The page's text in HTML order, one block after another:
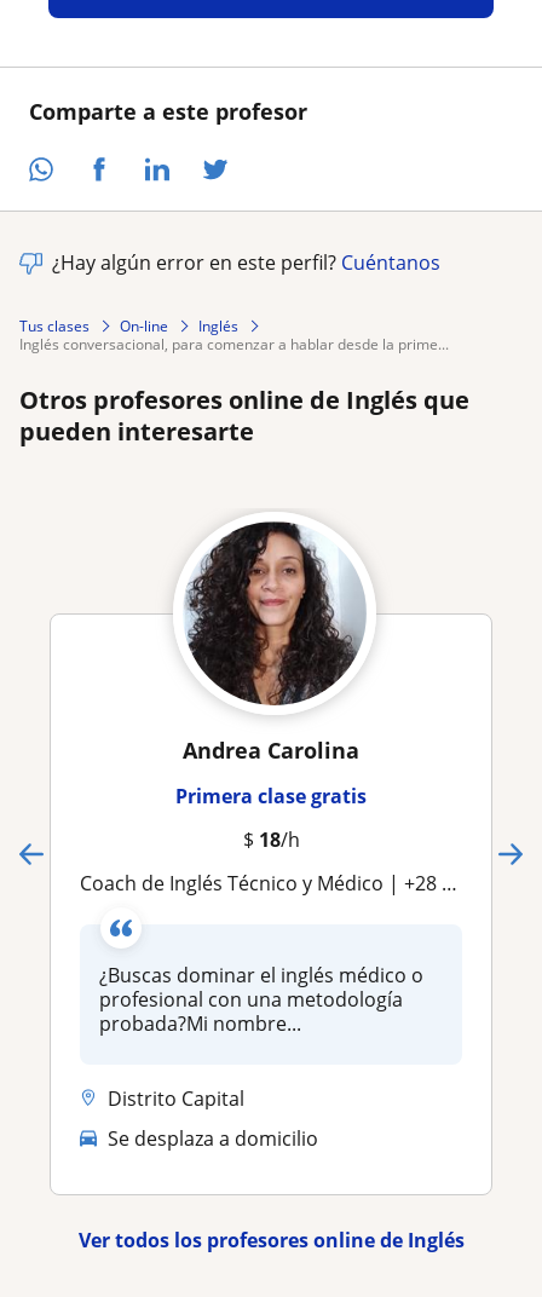
Comparte a este profesor
¿Hay algún error en este perfil? Cuéntanos
Tus clases On-line
Inglés
inglés conversacional, para comenzar a hablar desde la prime...
Otros profesores online de Inglés que
pueden interesarte
Andrea Carolina
Primera clase gratis
$ 18/h
Coach de Inglés Técnico y Médico | +28 años de experiencia | Especialista en Terminología Clínica y Comunicación Efectiva
¿Buscas dominar el inglés médico o
profesional con una metodología
probada?Mi nombre...
Distrito Capital
Se desplaza a domicilio
Ver todos los profesores online de Inglés